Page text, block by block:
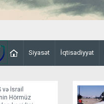
Siyasət İqtisadiyyat
və İsrail
Hörmüz